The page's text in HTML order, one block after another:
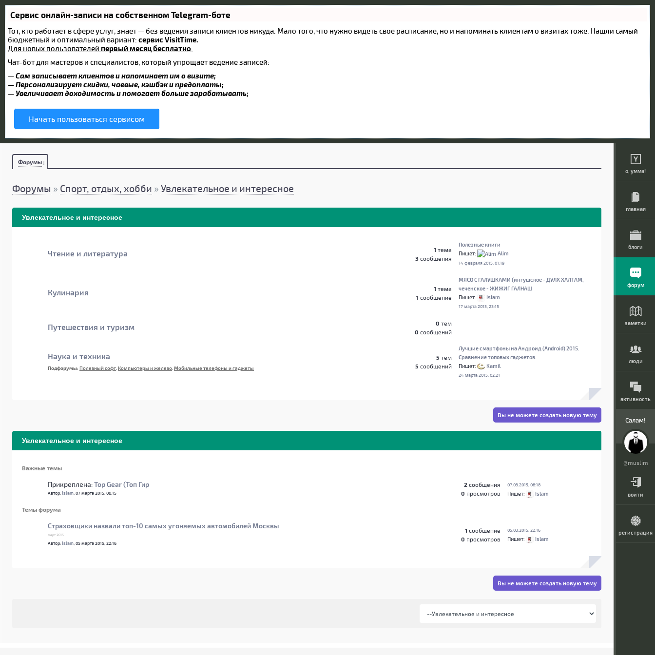
Сервис онлайн-записи на собственном Telegram-боте
Тот, кто работает в сфере услуг, знает — без ведения записи клиентов никуда. Мало того, что нужно видеть свое расписание, но и напоминать клиентам о визитах тоже. Нашли самый
бюджетный и оптимальный вариант: сервис VisitTime.
Для новых пользователей первый месяц бесплатно
Чат-бот для мастеров и специалистов, который упрощает ведение записей:
—Сам записывает клиентов и напоминает им о визите;
—Персонализирует скидки, чаевые, кэшбэк и предоплаты;
— Увеличивает доходимость и помогает больше зарабатывать;
Начать пользоваться сервисом
о, умма!
главная
блоги
форум
заметки
люди
активность
Салам!
@muslim
войти
регистрация
Форумы
Форумы » Спорт, отдых, хобби » Увлекательное и интересное
Увлекательное и интересное
Чтение и литература 1 тема
3 сообщения
Полезные книги
Пишет:
Alim
14 февраля 2015, 01:19
Кулинария 1 тема
1 сообщение
МЯСО С ГАЛУШКАМИ (ингушское - ДУЛХ ХАЛТАМ,
чеченское - ЖИЖИГ ГАЛНАШ
Пишет:
Islam
17 марта 2015, 23:15
Путешествия и туризм 0 тем
0 сообщений
Наука и техника
Подфорумы: Полезный софт,Компьютеры и железо,Мобильные телефоны и гаджеты
5 тем
5 сообщений
Лучшие смартфоны на Андроид (Android) 2015.
Сравнение топовых гаджетов.
Пишет:
Kamil
24 марта 2015, 02:21
Вы не можете создать новую тему
Увлекательное и интересное
Важные темы
Прикреплена:Top Gear (Топ Гир
Автор:Islam , 07 марта 2015, 08:15
2 сообщения
0 просмотров
07.03.2015, 08:18
Пишет: Islam
Темы форума
Страховщики назвали топ-10 самых угоняемых автомобилей Москвы
март 2015
Автор:Islam , 05 марта 2015, 22:16
1 сообщение
0 просмотров
05.03.2015, 22:16
Пишет: Islam
Вы не можете создать новую тему